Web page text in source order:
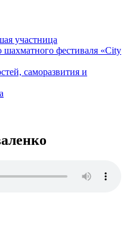
участница
фестиваля «City
саморазвития и